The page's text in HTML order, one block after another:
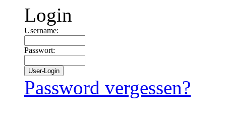
Login
Username:
Passwort:
Password vergessen?